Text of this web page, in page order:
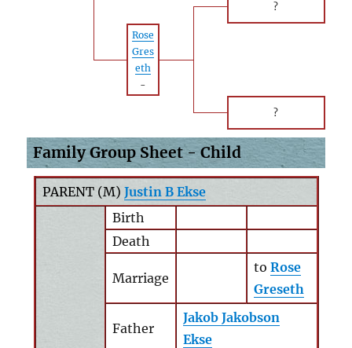
?
Rose
Gres
eth
-
?
Family Group Sheet - Child
PARENT (M) Justin B Ekse
Birth
Death
Marriage
to Rose
Greseth
Father
Jakob Jakobson
Ekse